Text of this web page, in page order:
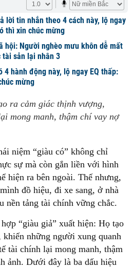
lời tin nhắn theo 4 cách này, lộ ngay
thì xin chúc mừng
hội: Người nghèo mưu khôn dễ mất
sản lại nhân 3
hành động này, lộ ngay EQ thấp:
mừng
ra cảm giác thịnh vượng,
mong manh, thậm chí vay nợ
niệm “giàu có” không chỉ
sự mà còn gắn liền với hình
hiện ra bên ngoài. Thế nhưng,
đồ hiệu, đi xe sang, ở nhà
nền tảng tài chính vững chắc.
“giàu giả” xuất hiện: Họ tạo
những người xung quanh
tài chính lại mong manh, thậm
ảnh. Dưới đây là ba dấu hiệu